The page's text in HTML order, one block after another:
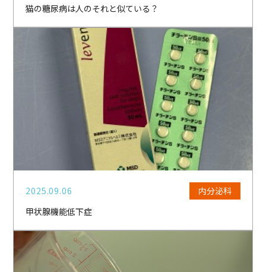
猫の糖尿病は人のそれと似ている？
2025.09.06
内分泌科
甲状腺機能低下症